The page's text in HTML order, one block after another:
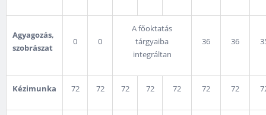
Agyagozás,
szobrászat
0 0
A főoktatás
tárgyaiba
integráltan
36 36
Kézimunka 72 72 72 72 72 72 72